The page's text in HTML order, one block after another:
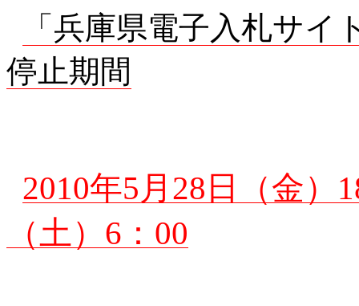
「兵庫県電子入札サ
停止期間
2010年5月28日（金）
（土）6：00